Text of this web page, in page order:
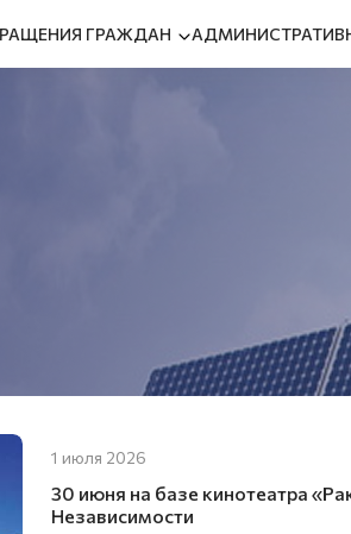
ГРАЖДАН
1 июля 2026
30 июня на базе кинотеатра
Независимости